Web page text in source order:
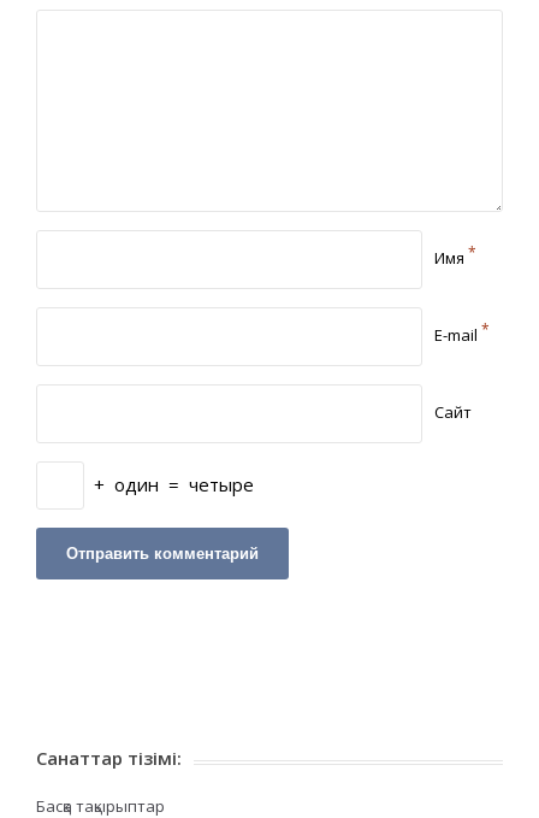
Имя *
E-mail *
Сайт
+ один = четыре
Санаттар тізімі:
Басқа тақырыптар